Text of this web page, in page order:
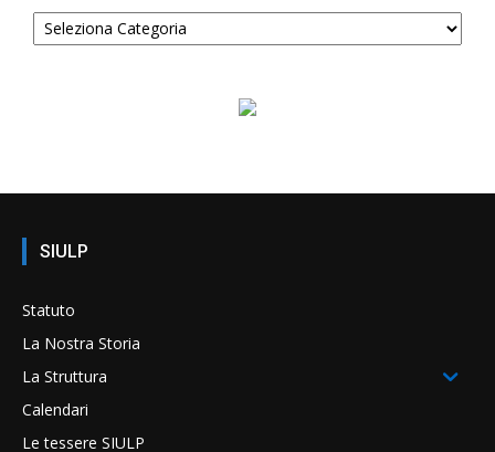
SIULP
Statuto
La Nostra Storia
La Struttura
Calendari
Le tessere SIULP